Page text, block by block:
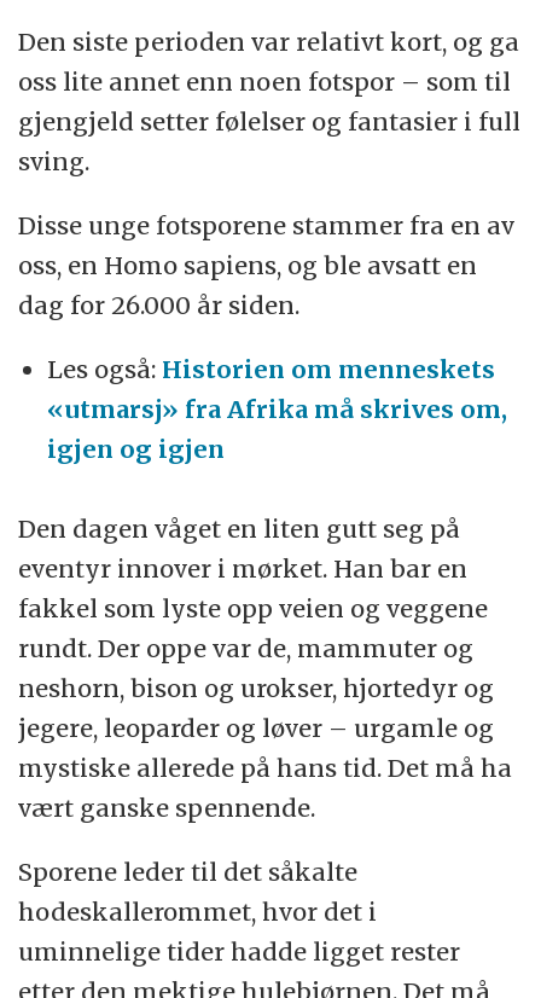
Den siste perioden var relativt kort, og ga
oss lite annet enn noen fotspor – som til
gjengjeld setter følelser og fantasier i full
sving.
Disse unge fotsporene stammer fra en av
oss, en Homo sapiens, og ble avsatt en
dag for 26.000 år siden.
Les også: Historien om menneskets
«utmarsj» fra Afrika må skrives om,
igjen og igjen
Den dagen våget en liten gutt seg på
eventyr innover i mørket. Han bar en
fakkel som lyste opp veien og veggene
rundt. Der oppe var de, mammuter og
neshorn, bison og urokser, hjortedyr og
jegere, leoparder og løver – urgamle og
mystiske allerede på hans tid. Det må ha
vært ganske spennende.
Sporene leder til det såkalte
hodeskallerommet, hvor det i
uminnelige tider hadde ligget rester
etter den mektige hulebjørnen. Det må